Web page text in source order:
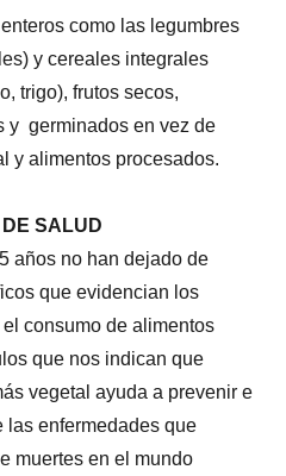
como las legumbres
y cereales integrales
trigo), frutos secos,
y germinados en vez de
y alimentos procesados.
SALUD
años no han dejado de
que evidencian los
consumo de alimentos
que nos indican que
vegetal ayuda a prevenir e
las enfermedades que
muertes en el mundo